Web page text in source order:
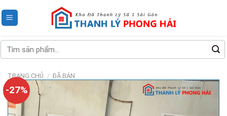
to
Tìm
kiếm:
TRANG CHỦ / ĐÃ BÁN
-27%